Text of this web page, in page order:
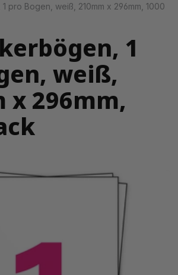
pro Bogen, weiß, 210mm x 296mm, 1000
1
weiß,
x 296mm,